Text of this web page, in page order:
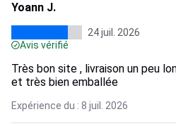
Yoann J.
24 juil. 2026
Avis vérifié
Très bon site , livraison un peu
et très bien emballée
Expérience du : 8 juil. 2026